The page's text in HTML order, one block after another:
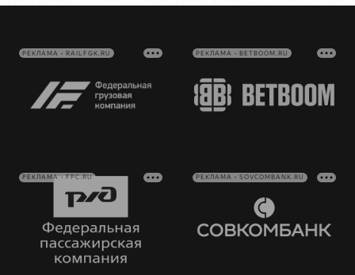
РЕКЛАМА • RAILFGK.RU РЕКЛАМА • BETBOOM.RU
РЕКЛАМА • FPC.RU РЕКЛАМА • SOVCOMBANK.RU